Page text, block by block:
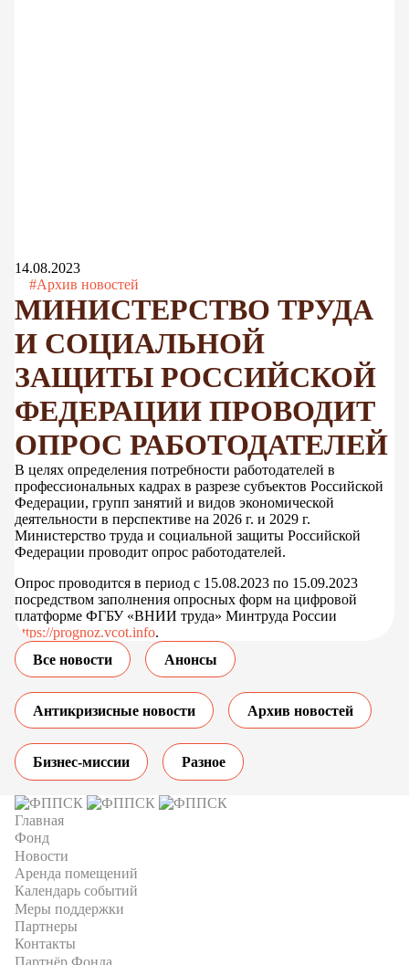
14.08.2023
#Архив новостей
МИНИСТЕРСТВО ТРУДА
И СОЦИАЛЬНОЙ
ЗАЩИТЫ РОССИЙСКОЙ
ФЕДЕРАЦИИ ПРОВОДИТ
ОПРОС РАБОТОДАТЕЛЕЙ
В целях определения потребности работодателей в
профессиональных кадрах в разрезе субъектов Российской
Федерации, групп занятий и видов экономической
деятельности в перспективе на 2026 г. и 2029 г.
Министерство труда и социальной защиты Российской
Федерации проводит опрос работодателей.
Опрос проводится в период с 15.08.2023 по 15.09.2023
посредством заполнения опросных форм на цифровой
платформе ФГБУ «ВНИИ труда» Минтруда России
https://prognoz.vcot.info.
Все новости
Анонсы
Антикризисные новости Архив новостей
Бизнес-миссии Разное
Главная
Фонд
Новости
Аренда помещений
Календарь событий
Меры поддержки
Партнеры
Контакты
Партнёр Фонда